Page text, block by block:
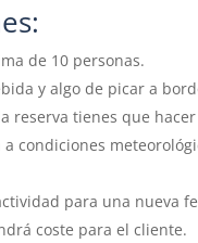
de 10 personas.
y algo de picar a
reserva tienes que
condiciones
para una nueva
coste para el cliente.